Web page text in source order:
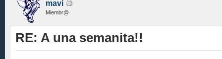
mavi
Miembr@
RE: A una semanita!!